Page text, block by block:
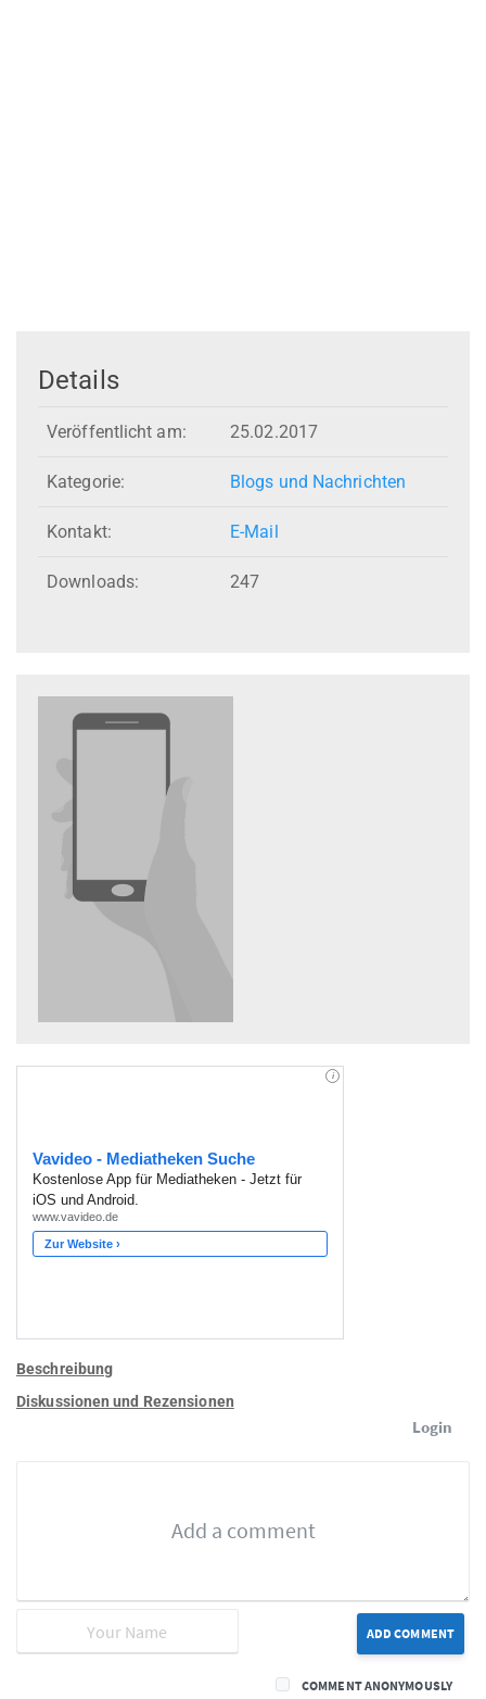
Details
Veröffentlicht am: 25.02.2017
Kategorie: Blogs und Nachrichten
Kontakt: E-Mail
Downloads: 247
Beschreibung
Diskussionen und Rezensionen
Login
ADD COMMENT
COMMENT ANONYMOUSLY